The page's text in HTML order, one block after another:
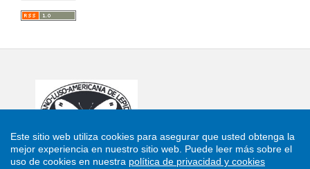
Este sitio web utiliza cookies para asegurar que usted obtenga la
mejor experiencia en nuestro sitio web. Puede leer más sobre el
uso de cookies en nuestra política de privacidad y cookies